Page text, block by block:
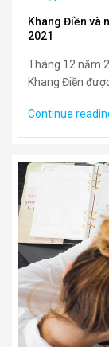
Khang Điền và
2021
Tháng 12 năm
Khang Điền
Continue